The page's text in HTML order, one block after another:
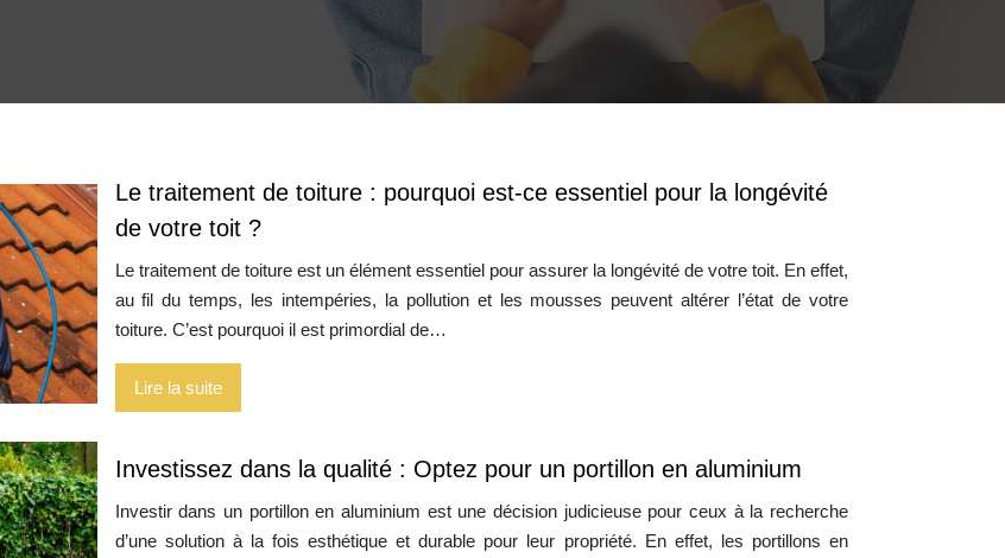
Le traitement de toiture : pourquoi est-ce essentiel pour la longévité
de votre toit ?
Le traitement de toiture est un élément essentiel pour assurer la longévité de votre toit. En effet,
au fil du temps, les intempéries, la pollution et les mousses peuvent altérer l’état de votre
toiture. C’est pourquoi il est primordial de…
Lire la suite
Investissez dans la qualité : Optez pour un portillon en aluminium
Investir dans un portillon en aluminium est une décision judicieuse pour ceux à la recherche
d’une solution à la fois esthétique et durable pour leur propriété. En effet, les portillons en